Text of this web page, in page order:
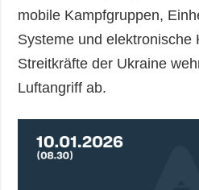
mobile Kampfgruppen,
Systeme und elektronische
Streitkräfte der Ukraine
Luftangriff ab.